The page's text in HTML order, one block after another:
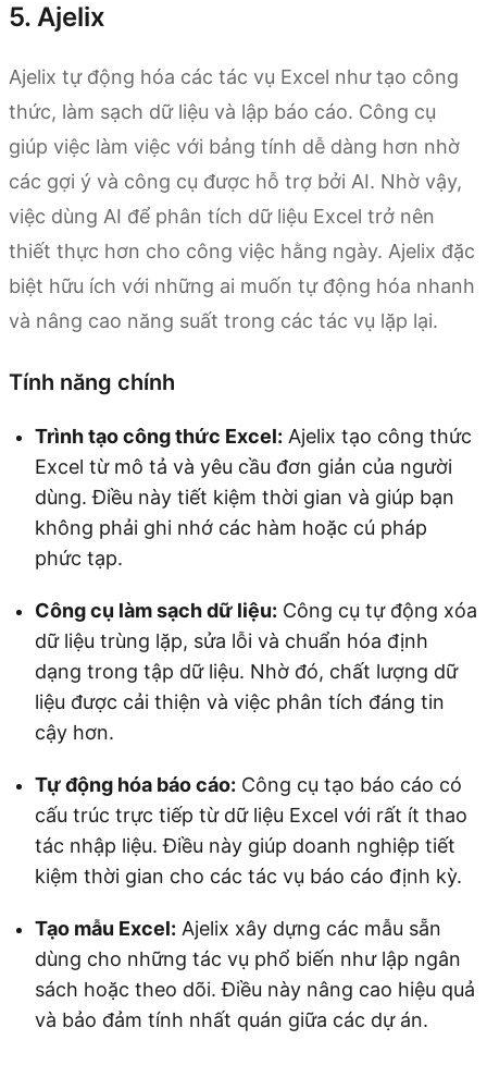
5. Ajelix
Ajelix tự động hóa các tác vụ Excel như tạo công
thức, làm sạch dữ liệu và lập báo cáo. Công cụ
giúp việc làm việc với bảng tính dễ dàng hơn nhờ
các gợi ý và công cụ được hỗ trợ bởi AI. Nhờ vậy,
việc dùng AI để phân tích dữ liệu Excel trở nên
thiết thực hơn cho công việc hằng ngày. Ajelix đặc
biệt hữu ích với những ai muốn tự động hóa nhanh
và nâng cao năng suất trong các tác vụ lặp lại.
Tính năng chính
Trình tạo công thức Excel: Ajelix tạo công thức
Excel từ mô tả và yêu cầu đơn giản của người
dùng. Điều này tiết kiệm thời gian và giúp bạn
không phải ghi nhớ các hàm hoặc cú pháp
phức tạp.
Công cụ làm sạch dữ liệu: Công cụ tự động xóa
dữ liệu trùng lặp, sửa lỗi và chuẩn hóa định
dạng trong tập dữ liệu. Nhờ đó, chất lượng dữ
liệu được cải thiện và việc phân tích đáng tin
cậy hơn.
Tự động hóa báo cáo: Công cụ tạo báo cáo có
cấu trúc trực tiếp từ dữ liệu Excel với rất ít thao
tác nhập liệu. Điều này giúp doanh nghiệp tiết
kiệm thời gian cho các tác vụ báo cáo định kỳ.
Tạo mẫu Excel: Ajelix xây dựng các mẫu sẵn
dùng cho những tác vụ phổ biến như lập ngân
sách hoặc theo dõi. Điều này nâng cao hiệu quả
và bảo đảm tính nhất quán giữa các dự án.